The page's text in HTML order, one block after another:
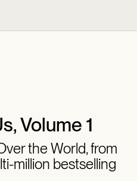
Volume 1
the World, from
million bestselling